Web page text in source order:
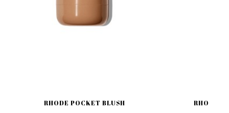
RHODE POCKET BLUSH RHODE